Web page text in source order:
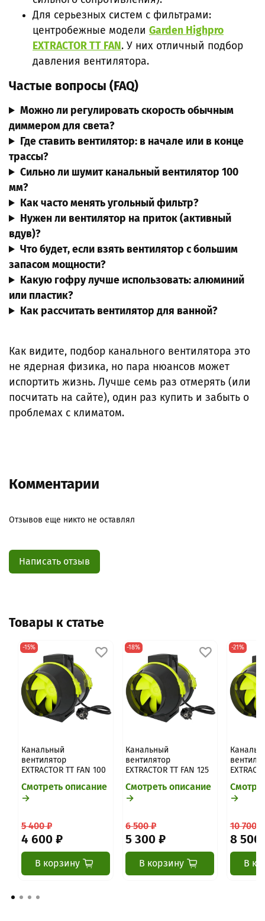
Для серьезных систем с фильтрами:
центробежные модели Garden Highpro
EXTRACTOR TT FAN. У них отличный подбор
давления вентилятора.
Частые вопросы (FAQ)
Можно ли регулировать скорость обычным
диммером для света?
Где ставить вентилятор: в начале или в конце
трассы?
Сильно ли шумит канальный вентилятор 100
мм?
Как часто менять угольный фильтр?
Нужен ли вентилятор на приток (активный
вдув)?
Что будет, если взять вентилятор с большим
запасом мощности?
Какую гофру лучше использовать: алюминий
или пластик?
Как рассчитать вентилятор для ванной?
Как видите, подбор канального вентилятора это
не ядерная физика, но пара нюансов может
испортить жизнь. Лучше семь раз отмерять (или
посчитать на сайте), один раз купить и забыть о
проблемах с климатом.
Комментарии
Отзывов еще никто не оставлял
Написать отзыв
Товары к статье
-15%
Канальный
вентилятор
EXTRACTOR TT FAN 100
Смотреть описание
→
5 400 ₽
4 600 ₽
В корзину
-18%
Канальный
вентилятор
EXTRACTOR TT FAN 125
Смотреть описание
→
6 500 ₽
5 300 ₽
В корзину
-21%
→
10 700 ₽
8 500
В